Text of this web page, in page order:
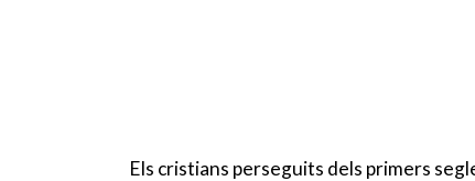
Els cristians perseguits dels primers